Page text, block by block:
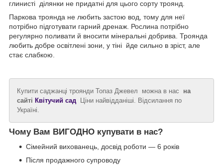
глинисті ділянки не придатні для цього сорту троянд.
Паркова троянда не любить застою вод, тому для неї
потрібно підготувати гарний дренаж. Рослина потрібно
регулярно поливати й вносити мінеральні добрива. Троянда
любить добре освітлені зони, у тіні йде сильно в зріст, але
стає слабкою.
Купити саджанці троянди Топаз Джевел можна в нас на
сайті Квітучий сад Ціни найвідданіші. Відсилання по
Україні.
Чому Вам ВИГОДНО купувати в нас?
Сімейний вихованець, досвід роботи — 6 років
Після продажного супроводу